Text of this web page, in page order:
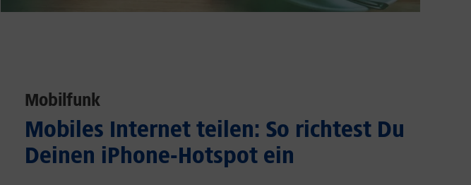
Mobilfunk
Mobiles Internet teilen: So richtest Du
Deinen iPhone-Hotspot ein